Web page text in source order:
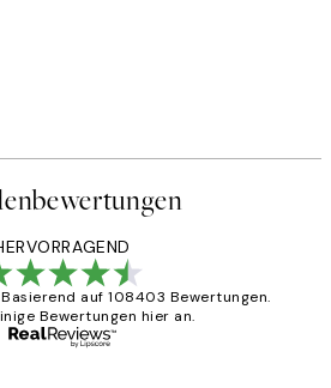
Basierend auf 108403 Bewertungen.
Bewertungen hier an.